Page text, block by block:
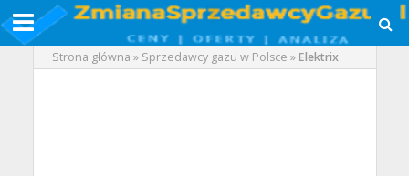
Strona główna » Sprzedawcy gazu w Polsce »Elektrix